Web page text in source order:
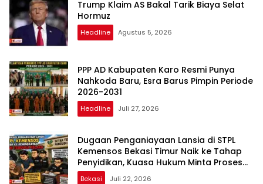
Trump Klaim AS Bakal Tarik Biaya Selat
Hormuz
Headline Agustus 5, 2026
PPP AD Kabupaten Karo Resmi Punya
Nahkoda Baru, Esra Barus Pimpin Periode
2026-2031
Headline Juli 27, 2026
Dugaan Penganiayaan Lansia di STPL
Kemensos Bekasi Timur Naik ke Tahap
Penyidikan, Kuasa Hukum Minta Proses
Transparan dan Bebas Intervensi
Bekasi Juli 22, 2026